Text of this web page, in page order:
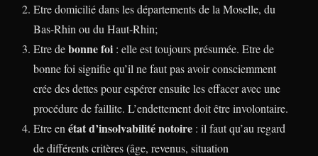
Etre domicilié dans les départements de la Moselle, du
Bas-Rhin ou du Haut-Rhin;
Etre debonne foi : elle est toujours présumée. Etre de
bonne foi signifie qu’il ne faut pas avoir consciemment
crée des dettes pour espérer ensuite les effacer avec une
procédure de faillite. L’endettement doit être involontaire.
Etre en état d’insolvabilité notoire : il faut qu’au regard
de différents critères (âge, revenus, situation